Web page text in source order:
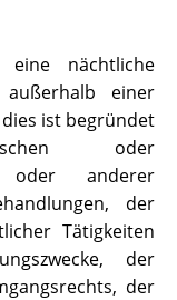
nächtliche
außerhalb einer
ist begründet
oder
oder anderer
der
Tätigkeiten
der
der